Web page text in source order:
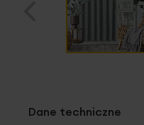
galerii